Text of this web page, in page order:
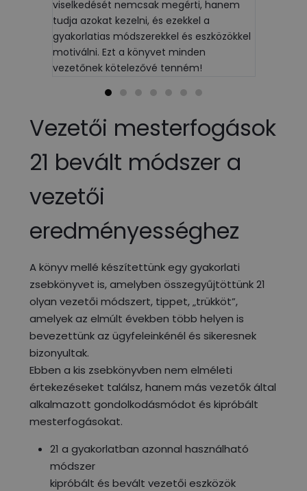
viselkedését nemcsak megérti, hanem
tudja azokat kezelni, és ezekkel a
gyakorlatias módszerekkel és eszközökkel
motiválni. Ezt a könyvet minden
vezetőnek kötelezővé tenném!
Vezetői mesterfogások
21 bevált módszer a
vezetői
eredményességhez
A könyv mellé készítettünk egy gyakorlati
zsebkönyvet is, amelyben összegyűjtöttünk 21
olyan vezetői módszert, tippet, „trükköt”,
amelyek az elmúlt években több helyen is
bevezettünk az ügyfeleinkénél és sikeresnek
bizonyultak.
Ebben a kis zsebkönyvben nem elméleti
értekezéseket találsz, hanem más vezetők által
alkalmazott gondolkodásmódot és kipróbált
mesterfogásokat.
21 a gyakorlatban azonnal használható
módszer
kipróbált és bevált vezetői eszközök